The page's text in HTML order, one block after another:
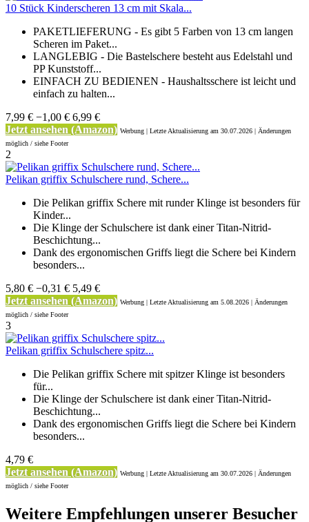
10 Stück Kinderscheren 13 cm mit Skala...
PAKETLIEFERUNG - Es gibt 5 Farben von 13 cm langen
Scheren im Paket...
LANGLEBIG - Die Bastelschere besteht aus Edelstahl und
PP Kunststoff...
EINFACH ZU BEDIENEN - Haushaltsschere ist leicht und
einfach zu halten...
7,99 € −1,00 € 6,99 €
Jetzt ansehen (Amazon) Werbung | Letzte Aktualisierung am 30.07.2026 | Änderungen
möglich / siehe Footer
2
Pelikan griffix Schulschere rund, Schere...
Die Pelikan griffix Schere mit runder Klinge ist besonders für
Kinder...
Die Klinge der Schulschere ist dank einer Titan-Nitrid-
Beschichtung...
Dank des ergonomischen Griffs liegt die Schere bei Kindern
besonders...
5,80 € −0,31 € 5,49 €
Jetzt ansehen (Amazon) Werbung | Letzte Aktualisierung am 5.08.2026 | Änderungen
möglich / siehe Footer
3
Pelikan griffix Schulschere spitz...
Die Pelikan griffix Schere mit spitzer Klinge ist besonders
für...
Die Klinge der Schulschere ist dank einer Titan-Nitrid-
Beschichtung...
Dank des ergonomischen Griffs liegt die Schere bei Kindern
besonders...
4,79 €
Jetzt ansehen (Amazon) Werbung | Letzte Aktualisierung am 30.07.2026 | Änderungen
möglich / siehe Footer
Weitere Empfehlungen unserer Besucher